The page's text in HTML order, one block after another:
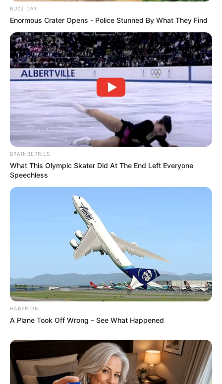
Σκιάθος: Φυλάκιση 15 μηνών στη
Βρετανίδα που μέθυσε με την 15χρονη
κόρη της και προκάλεσε επεισόδιο στο
Κέντρο Υγείας
Δείτε όλες τις τελευταίεςΕιδήσεις από την Ελλάδα και
τον Κόσμο, τη στιγμή που συμβαίνουν, στοNewstok.gr
BUZZ DAY
Enormous Crater Opens - Police Stunned By What They Find
BRAINBERRIES
What This Olympic Skater Did At The End Left Everyone
Speechless
HABERION
A Plane Took Off Wrong – See What Happened